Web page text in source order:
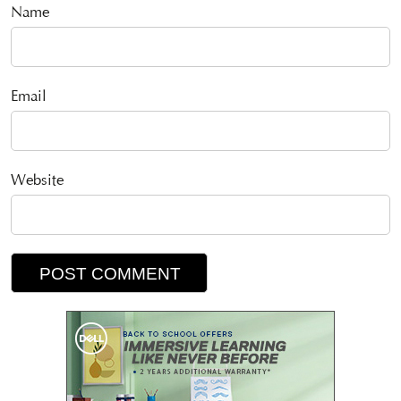
Name
Email
Website